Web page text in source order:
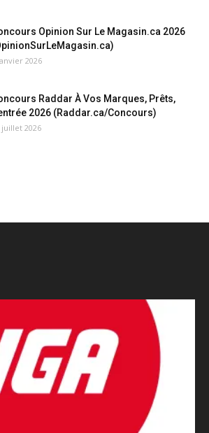
Opinion Sur Le Magasin.ca 2026
2026
Raddar À Vos Marques, Prêts,
2026 (Raddar.ca/Concours)
juillet 2026